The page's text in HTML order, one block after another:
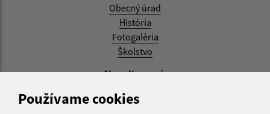
Používame cookies
Obecný úrad
História
Fotogaléria
Školstvo
Aktualizované:
04.08.2026 11:27 hod.